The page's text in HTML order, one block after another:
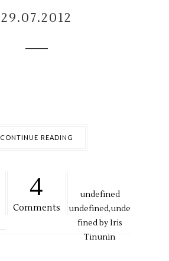
29.07.2012
CONTINUE READING
4
Comments
undefined
undefined,unde
fined byIris
Tinunin